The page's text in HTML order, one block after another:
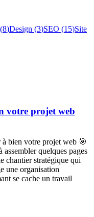
(8)Design (3)SEO (15)Site
votre projet web
à bien votre projet web 🎯
assembler quelques pages
chantier stratégique qui
une organisation
se cache un travail